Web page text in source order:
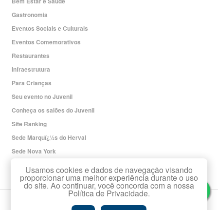
Gastronomia
Eventos Sociais e Culturais
Eventos Comemorativos
Restaurantes
Infraestrutura
Para Crianças
Seu evento no Juvenil
Conheça os salões do Juvenil
Site Ranking
Sede Marquï¿½s do Herval
Sede Nova York
Todos os direitos reservados.
Usamos cookies e dados de navegação visando
proporcionar uma melhor experiência durante o uso
do site. Ao continuar, você concorda com a nossa
Política de Privacidade.